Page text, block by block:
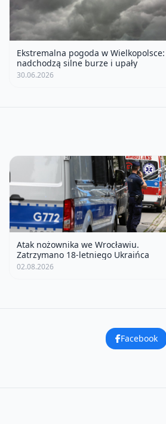
Ekstremalna pogoda w Wielkopolsce:
nadchodzą silne burze i upały
30.06.2026
Atak nożownika we Wrocławiu.
Zatrzymano 18-letniego Ukraińca
02.08.2026
Facebook